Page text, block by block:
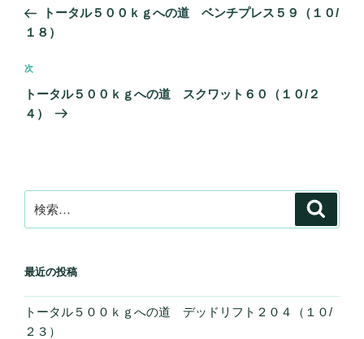
ナ
ゲ
ー
シ
の
投
トータル５００ｋｇへの道 ベンチプレス５９（１０/
１８）
次
の
投
次
トータル５００ｋｇへの道 スクワット６０（１０/２
４）
索:
最近の投稿
トータル５００ｋｇへの道 デッドリフト２０４（１０/
２３）